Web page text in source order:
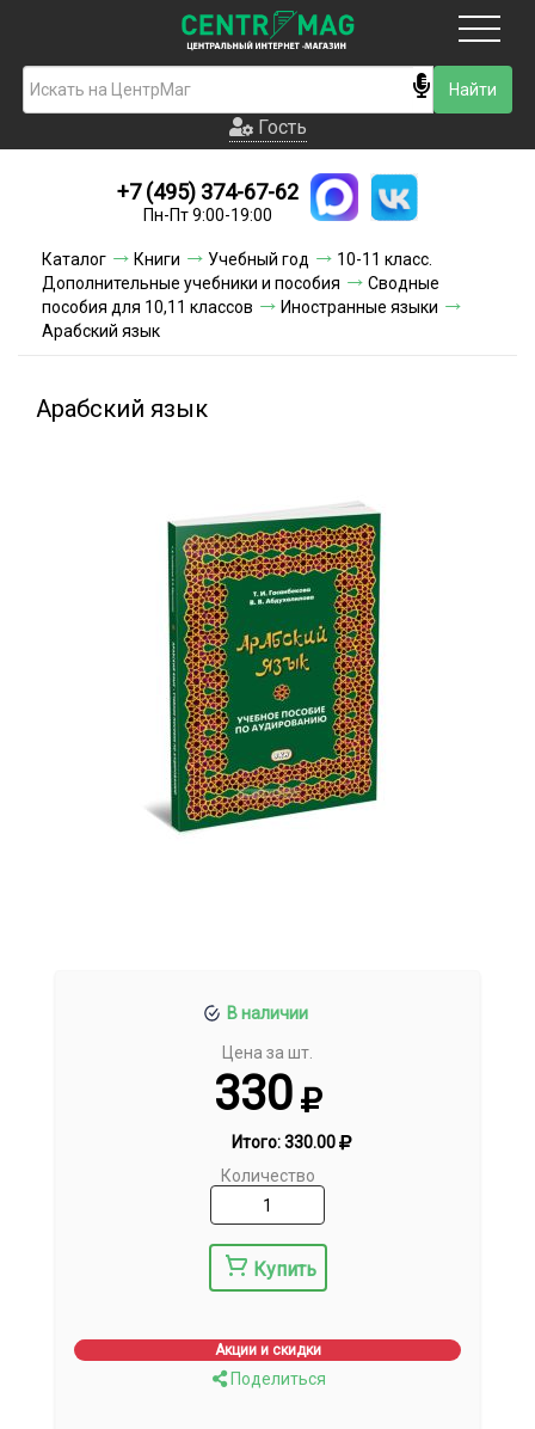
Гость
Новинки
Условия доставки
Условия оплаты
Акции и скидки
Гость
+7 (495) 374-67-62
Пн-Пт 9:00-19:00
Каталог Книги Учебный год
10-11 класс.
Дополнительные учебники и пособия
Сводные
пособия для 10,11 классов
Иностранные языки
Арабский язык
Арабский язык
В наличии
Цена за шт.
330
Итого:330.00
Количество
Купить
Акции и скидки
Поделиться